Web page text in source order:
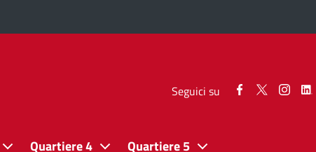
Seguici su
Seguici SeguiciSeguici
Quartiere 4 Quartiere 5